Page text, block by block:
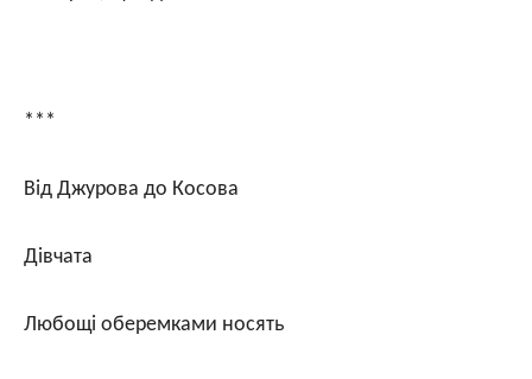
***
Від Джурова до Косова
Дівчата
Любощі оберемками носять